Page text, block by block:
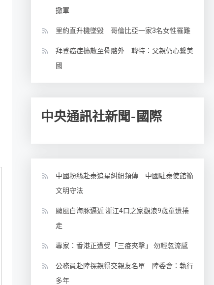
撤軍
里約直升機墜毀 哥倫比亞一家3名女性罹難
拜登癌症擴散至骨骼外 韓特：父親仍心繫美
國
中央通訊社新聞-國際
中國粉絲赴泰追星糾紛頻傳 中國駐泰使館籲
文明守法
颱風白海豚逼近 浙江4口之家觀浪9歲童遭捲
走
專家：香港正遭受「三疫夾擊」 勿輕忽流感
公務員赴陸探親得交親友名單 陸委會：執行
多年